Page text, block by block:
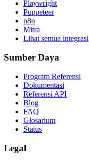
Playwright
Puppeteer
n8n
Mitra
Lihat semua integrasi
Sumber Daya
Program Referensi
Dokumentasi
Referensi API
Blog
FAQ
Glosarium
Status
Legal